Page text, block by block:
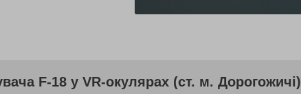
F-18 у VR-окулярах (ст. м. Дорогожичі)